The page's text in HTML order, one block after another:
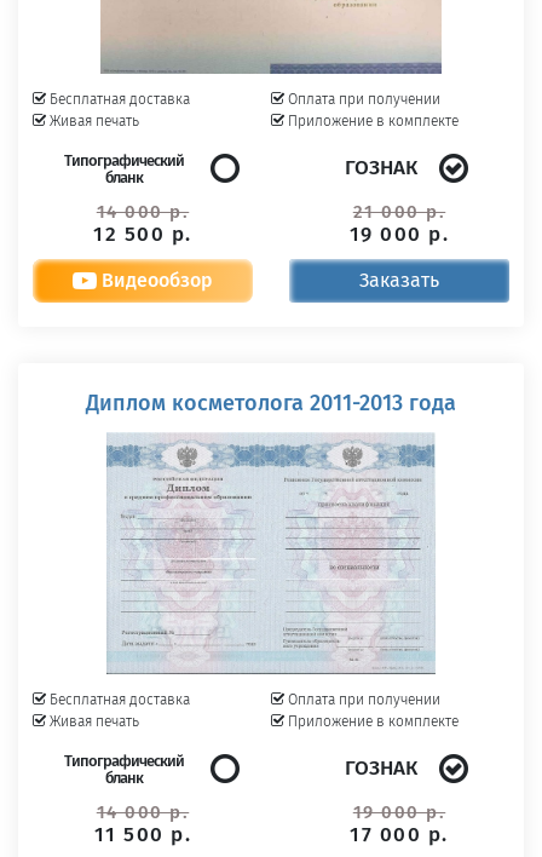
Бесплатная доставка
Живая печать
Оплата при получении
Приложение в комплекте
Типографический
бланк
14 000 р.
12 500 р.
ГОЗНАК
21 000 р.
19 000 р.
Видеообзор Заказать
Диплом косметолога 2011-2013 года
Бесплатная доставка
Живая печать
Оплата при получении
Приложение в комплекте
Типографический
бланк
14 000 р.
11 500 р.
ГОЗНАК
19 000 р.
17 000 р.